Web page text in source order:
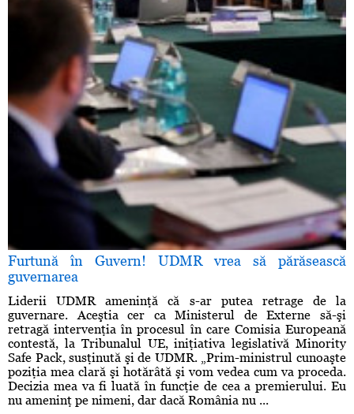
Furtună în Guvern! UDMR vrea să părăsească
guvernarea
Liderii UDMR ameninţă că s-ar putea retrage de la
guvernare. Aceştia cer ca Ministerul de Externe să-şi
retragă intervenţia în procesul în care Comisia Europeană
contestă, la Tribunalul UE, iniţiativa legislativă Minority
Safe Pack, susţinută şi de UDMR. „Prim-ministrul cunoaşte
poziţia mea clară şi hotărâtă şi vom vedea cum va proceda.
Decizia mea va fi luată în funcţie de cea a premierului. Eu
nu ameninţ pe nimeni, dar dacă România nu ...